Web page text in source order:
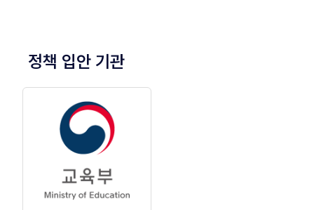
정책 입안 기관